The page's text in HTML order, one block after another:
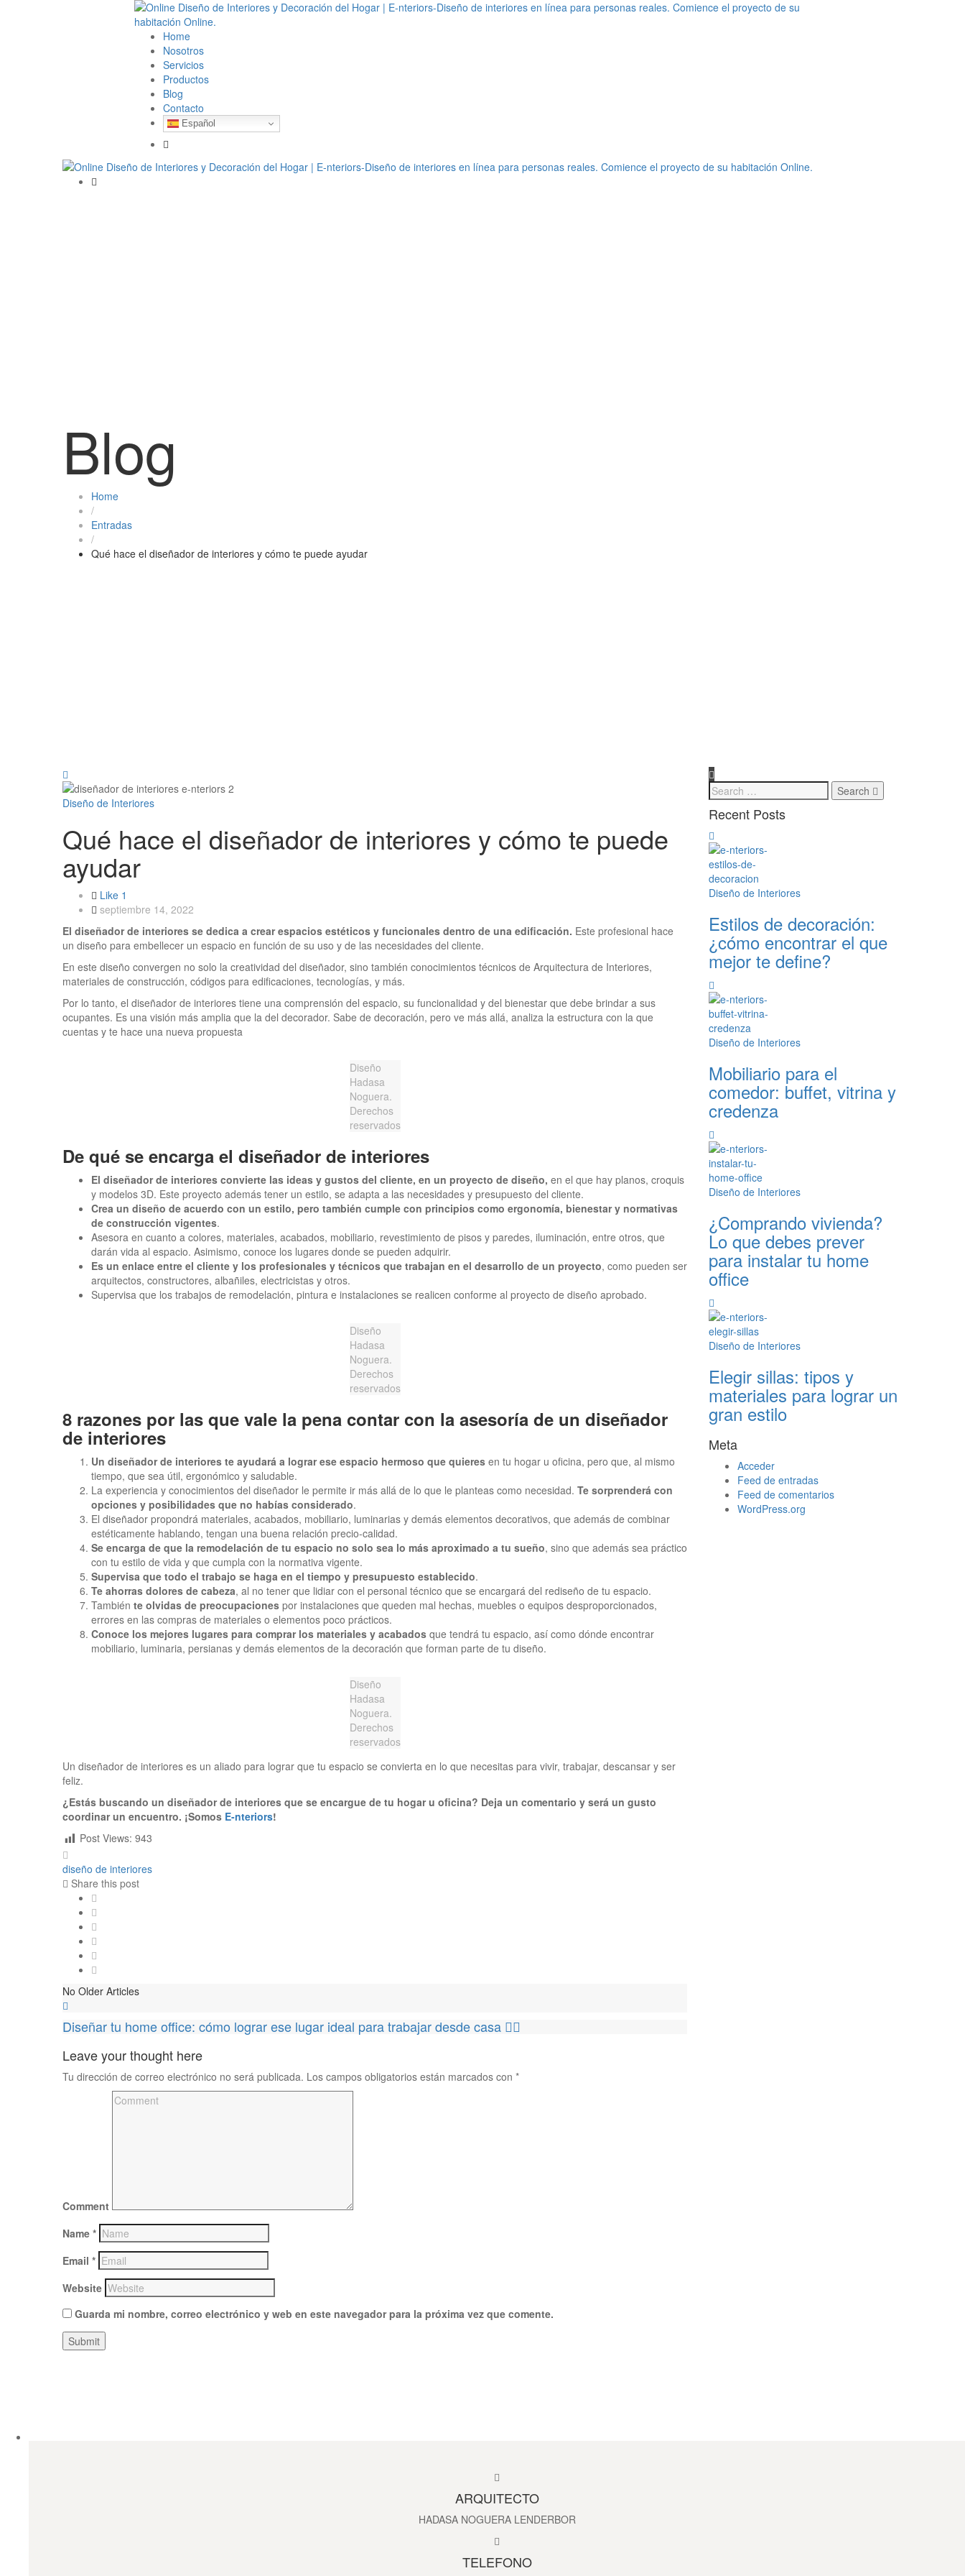
Home
Nosotros
Servicios
Productos
Blog
Contacto
Español
Blog
Home
/
Entradas
/
Qué hace el diseñador de interiores y cómo te puede ayudar
Diseño de Interiores
Qué hace el diseñador de interiores y cómo te puede
ayudar
Like 1
septiembre 14, 2022
El diseñador de interiores se dedica a crear espacios estéticos y funcionales dentro de una edificación. Este profesional hace
un diseño para embellecer un espacio en función de su uso y de las necesidades del cliente.
En este diseño convergen no solo la creatividad del diseñador, sino también conocimientos técnicos de Arquitectura de Interiores,
materiales de construcción, códigos para edificaciones, tecnologías, y más.
Por lo tanto, el diseñador de interiores tiene una comprensión del espacio, su funcionalidad y del bienestar que debe brindar a sus
ocupantes. Es una visión más amplia que la del decorador. Sabe de decoración, pero ve más allá, analiza la estructura con la que
cuentas y te hace una nueva propuesta
Diseño
Hadasa
Noguera.
Derechos
reservados
De qué se encarga el diseñador de interiores
El diseñador de interiores convierte las ideas y gustos del cliente, en un proyecto de diseño, en el que hay planos, croquis
y modelos 3D. Este proyecto además tener un estilo, se adapta a las necesidades y presupuesto del cliente.
Crea un diseño de acuerdo con un estilo, pero también cumple con principios como ergonomía, bienestar y normativas
de construcción vigentes.
Asesora en cuanto a colores, materiales, acabados, mobiliario, revestimiento de pisos y paredes, iluminación, entre otros, que
darán vida al espacio. Asimismo, conoce los lugares donde se pueden adquirir.
Es un enlace entre el cliente y los profesionales y técnicos que trabajan en el desarrollo de un proyecto, como pueden ser
arquitectos, constructores, albañiles, electricistas y otros.
Supervisa que los trabajos de remodelación, pintura e instalaciones se realicen conforme al proyecto de diseño aprobado.
Diseño
Hadasa
Noguera.
Derechos
reservados
8 razones por las que vale la pena contar con la asesoría de un diseñador
de interiores
Un diseñador de interiores te ayudará a lograr ese espacio hermoso que quieres en tu hogar u oficina, pero que, al mismo
tiempo, que sea útil, ergonómico y saludable.
La experiencia y conocimientos del diseñador le permite ir más allá de lo que le planteas como necesidad. Te sorprenderá con
opciones y posibilidades que no habías considerado.
El diseñador propondrá materiales, acabados, mobiliario, luminarias y demás elementos decorativos, que además de combinar
estéticamente hablando, tengan una buena relación precio-calidad.
Se encarga de que la remodelación de tu espacio no solo sea lo más aproximado a tu sueño, sino que además sea práctico
con tu estilo de vida y que cumpla con la normativa vigente.
Supervisa que todo el trabajo se haga en el tiempo y presupuesto establecido.
Te ahorras dolores de cabeza, al no tener que lidiar con el personal técnico que se encargará del rediseño de tu espacio.
También te olvidas de preocupaciones por instalaciones que queden mal hechas, muebles o equipos desproporcionados,
errores en las compras de materiales o elementos poco prácticos.
Conoce los mejores lugares para comprar los materiales y acabados que tendrá tu espacio, así como dónde encontrar
mobiliario, luminaria, persianas y demás elementos de la decoración que forman parte de tu diseño.
Diseño
Hadasa
Noguera.
Derechos
reservados
Un diseñador de interiores es un aliado para lograr que tu espacio se convierta en lo que necesitas para vivir, trabajar, descansar y ser
feliz.
¿Estás buscando un diseñador de interiores que se encargue de tu hogar u oficina? Deja un comentario y será un gusto
coordinar un encuentro. ¡Somos E-nteriors!
Post Views: 943
diseño de interiores
Share this post
No Older Articles
Diseñar tu home office: cómo lograr ese lugar ideal para trabajar desde casa
Leave your thought here
Tu dirección de correo electrónico no será publicada. Los campos obligatorios están marcados con *
Comment
Name *
Email *
Website
Guarda mi nombre, correo electrónico y web en este navegador para la próxima vez que comente.
Search
Recent Posts
Diseño de Interiores
Estilos de decoración:
¿cómo encontrar el que
mejor te define?
Diseño de Interiores
Mobiliario para el
comedor: buffet, vitrina y
credenza
Diseño de Interiores
¿Comprando vivienda?
Lo que debes prever
para instalar tu home
office
Diseño de Interiores
Elegir sillas: tipos y
materiales para lograr un
gran estilo
Meta
Acceder
Feed de entradas
Feed de comentarios
WordPress.org
ARQUITECTO
HADASA NOGUERA LENDERBOR
TELEFONO